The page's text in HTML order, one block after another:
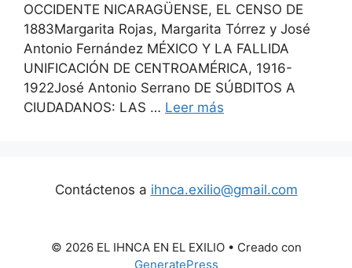
OCCIDENTE NICARAGÜENSE, EL CENSO DE
1883Margarita Rojas, Margarita Tórrez y José
Antonio Fernández MÉXICO Y LA FALLIDA
UNIFICACIÓN DE CENTROAMÉRICA, 1916-
1922José Antonio Serrano DE SÚBDITOS A
CIUDADANOS: LAS … Leer más
Contáctenos a ihnca.exilio@gmail.com
© 2026 EL IHNCA EN EL EXILIO• Creado con
GeneratePress